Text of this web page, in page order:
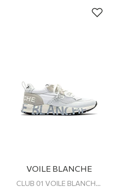
VOILE BLANCHE
CLUB 01 VOILE BLANCHE ERKEK SNEAKER